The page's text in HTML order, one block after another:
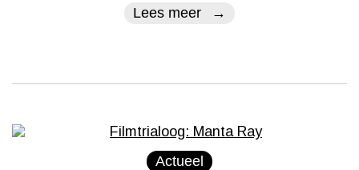
Lees meer
Actueel